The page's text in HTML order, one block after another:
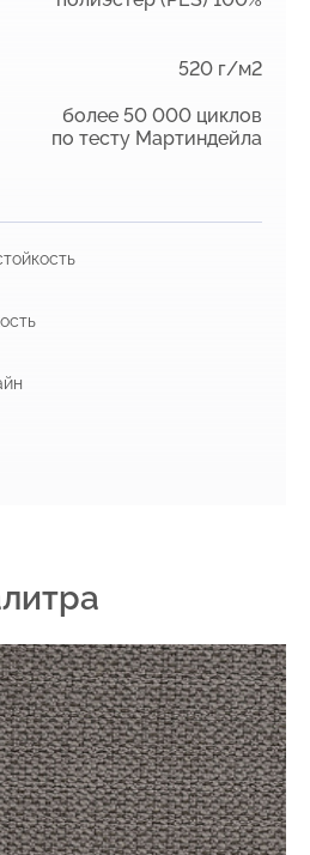
520 г/м2
более 50 000 циклов
по тесту Мартиндейла